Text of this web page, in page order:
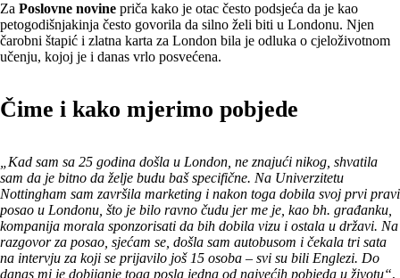
Za Poslovne novine priča kako je otac često podsjeća da je kao
petogodišnjakinja često govorila da silno želi biti u Londonu. Njen
čarobni štapić i zlatna karta za London bila je odluka o cjeloživotnom
učenju, kojoj je i danas vrlo posvećena.
Čime i kako mjerimo pobjede
„Kad sam sa 25 godina došla u London, ne znajući nikog, shvatila
sam da je bitno da želje budu baš specifične. Na Univerzitetu
Nottingham sam završila marketing i nakon toga dobila svoj prvi pravi
posao u Londonu, što je bilo ravno čudu jer me je, kao bh. građanku,
kompanija morala sponzorisati da bih dobila vizu i ostala u državi. Na
razgovor za posao, sjećam se, došla sam autobusom i čekala tri sata
na intervju za koji se prijavilo još 15 osoba – svi su bili Englezi. Do
danas mi je dobijanje toga posla jedna od najvećih pobjeda u životu“,